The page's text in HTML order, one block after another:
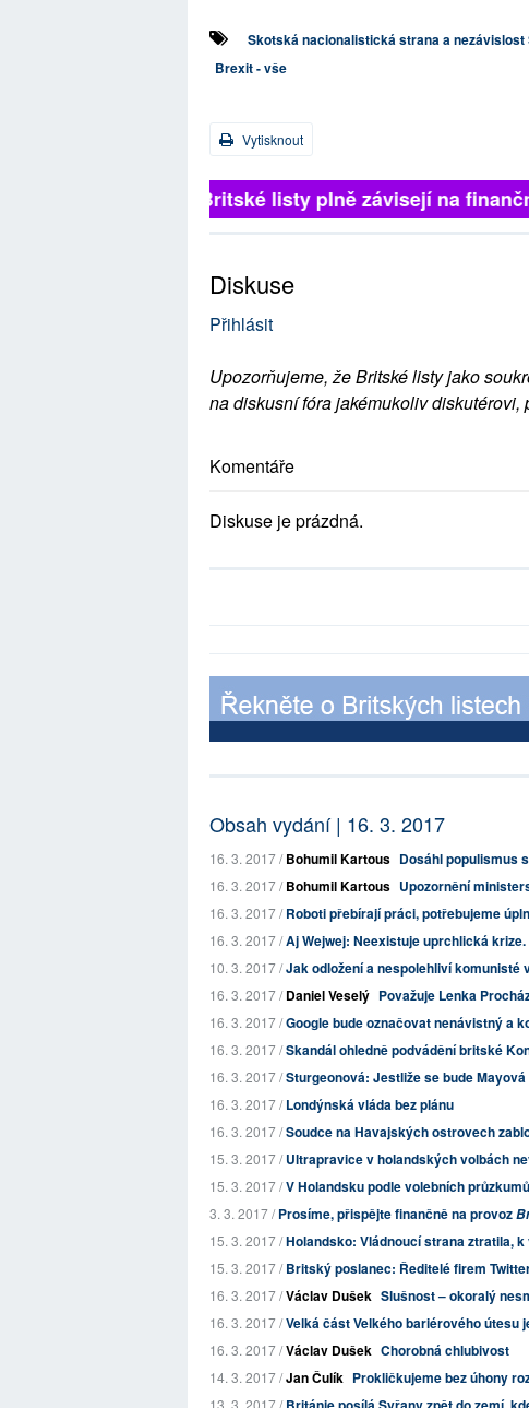
Skotská nacionalistická strana a nezávislost
Brexit - vše
Vytisknout
Britské listy plně závisejí na
Diskuse
Přihlásit
Upozorňujeme, že Britské listy jako
na diskusní fóra jakémukoliv diskutérovi,
Komentáře
Diskuse je prázdná.
Obsah vydání | 16. 3. 2017
16. 3. 2017 /Bohumil Kartous Dosáhl populismus
16. 3. 2017 /Bohumil Kartous Upozornění
16. 3. 2017 /Roboti přebírají práci, potřebujeme
16. 3. 2017 /Aj Wejwej: Neexistuje uprchlická
10. 3. 2017 /Jak odložení a nespolehliví komunisté
16. 3. 2017 /Daniel Veselý Považuje Lenka
16. 3. 2017 /Google bude označovat nenávistný a
16. 3. 2017 /Skandál ohledně podvádění britské
16. 3. 2017 /Sturgeonová: Jestliže se bude
16. 3. 2017 /Londýnská vláda bez plánu
16. 3. 2017 /Soudce na Havajských ostrovech
15. 3. 2017 /Ultrapravice v holandských volbách
15. 3. 2017 /V Holandsku podle volebních
3. 3. 2017 /Prosíme, přispějte finančně na provoz
15. 3. 2017 /Holandsko: Vládnoucí strana ztratila,
15. 3. 2017 /Britský poslanec: Ředitelé firem
16. 3. 2017 /Václav Dušek Slušnost – okoralý
16. 3. 2017 /Velká část Velkého bariérového útesu
16. 3. 2017 /Václav Dušek Chorobná chlubivost
14. 3. 2017 /Jan Čulík Prokličkujeme bez úhony
13. 3. 2017 /